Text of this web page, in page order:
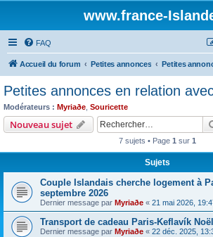
www.france-
FAQ
Accueil du forum Petites annonces
Petites annonces en relation
Modérateurs : Myriaðe Souricette
Nouveau sujet
7 sujets • Page 1 sur 1
Sujets
Couple Islandais cherche logement à
septembre 2026
Dernier message par Myriaðe « 21 mai 2026,
Transport de cadeau Paris-Keflavík
Dernier message par Myriaðe « 22 déc. 2025,